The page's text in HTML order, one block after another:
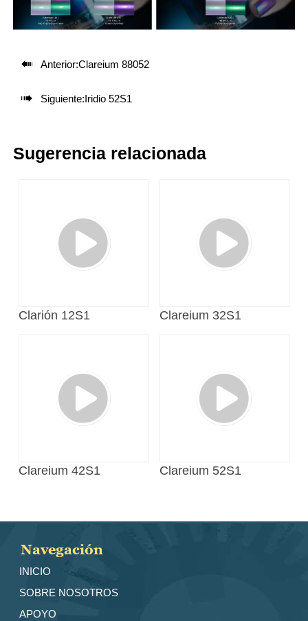
 Anterior:Clareium 88052
 Siguiente:Iridio 52S1
Sugerencia relacionada
Clarión 12S1 Clareium 32S1
Clareium 42S1 Clareium 52S1
Navegación
INICIO
SOBRE NOSOTROS
APOYO